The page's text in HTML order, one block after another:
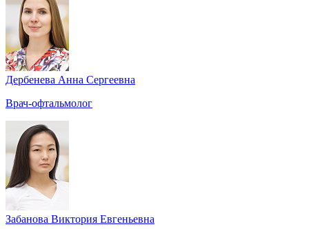
Дербенева Анна Сергеевна
Врач-офтальмолог
Забанова Виктория Евгеньевна